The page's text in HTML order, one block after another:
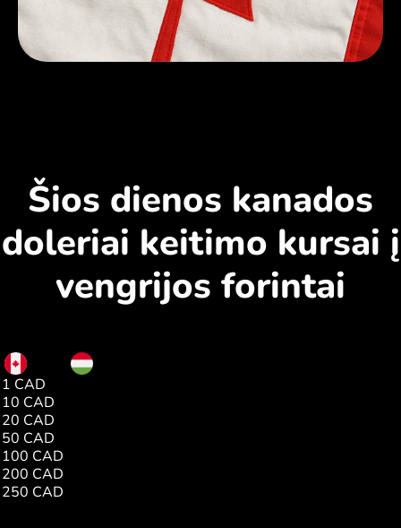
Šios dienos kanados
doleriai keitimo kursai į
vengrijos forintai
CAD
1 CAD
10 CAD
20 CAD
50 CAD
100 CAD
200 CAD
250 CAD